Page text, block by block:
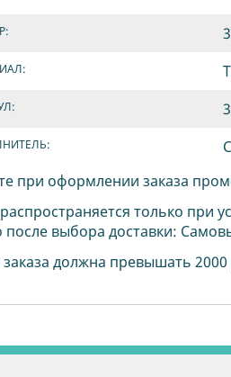
при оформлении заказа
только при
выбора доставки:
должна превышать 2000